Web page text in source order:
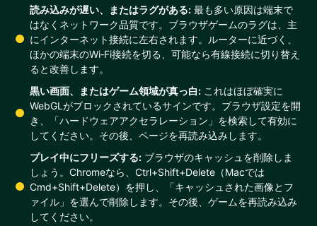
読み込みが遅い、またはラグがある: 最も多い原因は端末で
はなくネットワーク品質です。ブラウザゲームのラグは、主
にインターネット接続に左右されます。ルーターに近づく、
ほかの端末のWi‑Fi接続を切る、可能なら有線接続に切り替え
ると改善します。
黒い画面、またはゲーム領域が真っ白: これはほぼ確実に
WebGLがブロックされているサインです。ブラウザ設定を開
き、「ハードウェアアクセラレーション」を検索して有効に
してください。その後、ページを再読み込みします。
プレイ中にフリーズする: ブラウザのキャッシュを削除しま
しょう。Chromeなら、Ctrl+Shift+Delete（Macでは
Cmd+Shift+Delete）を押し、「キャッシュされた画像とフ
ァイル」を選んで削除します。その後、ゲームを再読み込み
してください。